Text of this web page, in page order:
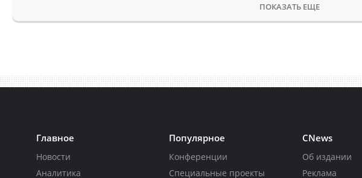
ПОКАЗАТЬ ЕЩЕ
Главное
Новости
Аналитика
Популярное
Конференции
Специальные проекты
CNews
Об издании
Реклама